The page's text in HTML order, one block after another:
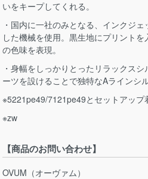
いをキープしてくれる。
・国内に一社のみとなる、インクジ
した機械を使用。黒生地にプリント
の色味を表現。
・身幅をしっかりとったリラックス
ーツを設けることで独特なAラインシ
※5221pe49/7121pe49とセットアップ
※zw
【商品のお問い合わせ】
OVUM（オーヴァム）